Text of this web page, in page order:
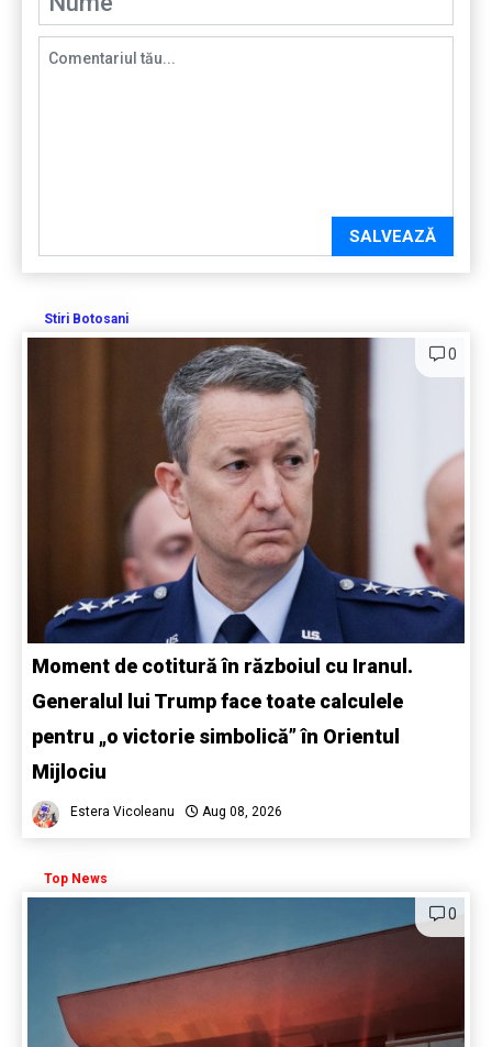
SALVEAZĂ
Stiri Botosani
0
Moment de cotitură în războiul cu Iranul.
Generalul lui Trump face toate calculele
pentru „o victorie simbolică” în Orientul
Mijlociu
Estera Vicoleanu Aug 08, 2026
Top News
0